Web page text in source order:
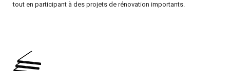
tout en participant à des projets de rénovation importants.